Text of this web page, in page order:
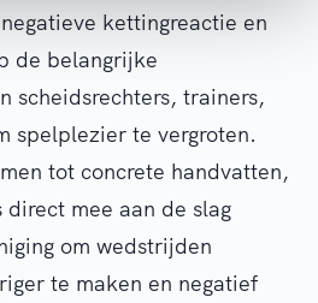
kettingreactie en
de belangrijke
scheidsrechters, trainers,
spelplezier te vergroten.
tot concrete handvatten,
mee aan de slag
om wedstrijden
te maken en negatief